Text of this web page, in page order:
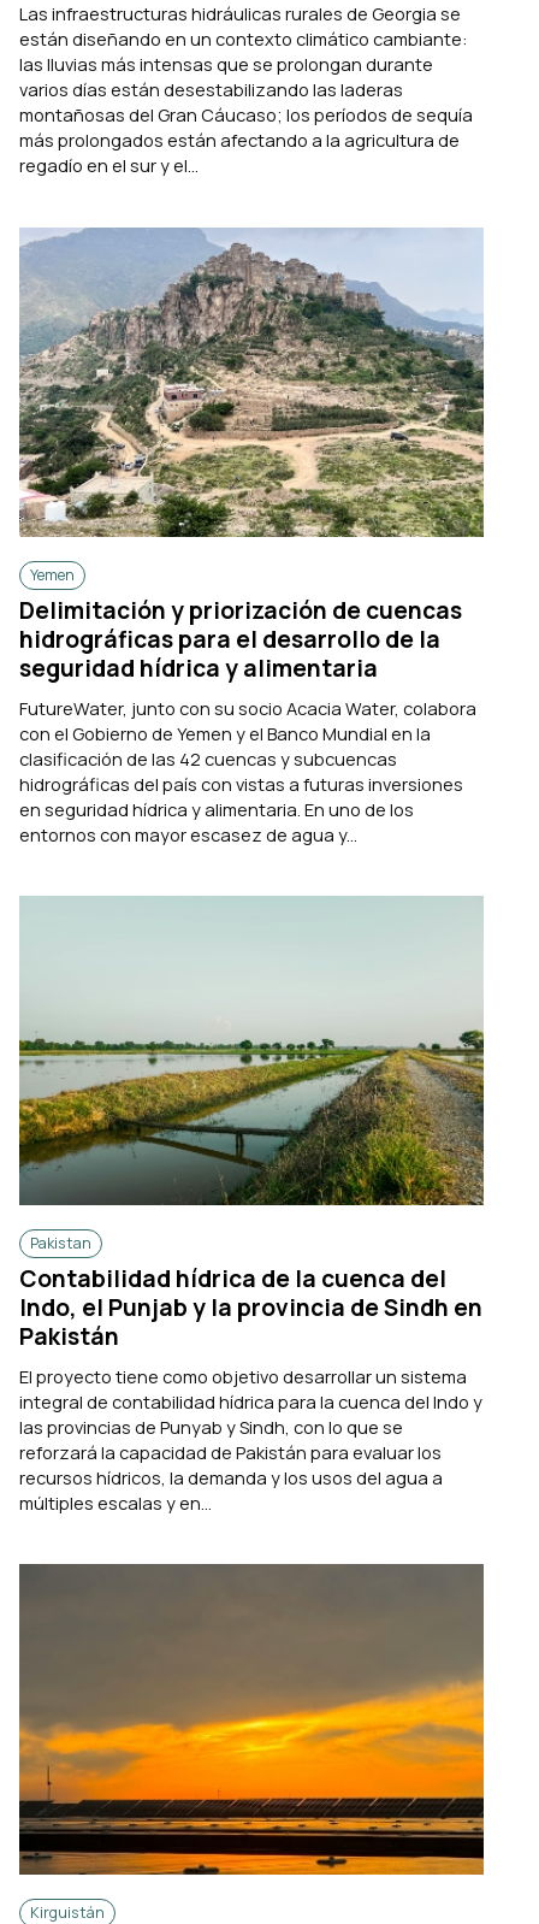
Las infraestructuras hidráulicas rurales de Georgia se
están diseñando en un contexto climático cambiante:
las lluvias más intensas que se prolongan durante
varios días están desestabilizando las laderas
montañosas del Gran Cáucaso; los períodos de sequía
más prolongados están afectando a la agricultura de
regadío en el sur y el...
Yemen
Delimitación y priorización de cuencas
hidrográficas para el desarrollo de la
seguridad hídrica y alimentaria
FutureWater, junto con su socio Acacia Water, colabora
con el Gobierno de Yemen y el Banco Mundial en la
clasificación de las 42 cuencas y subcuencas
hidrográficas del país con vistas a futuras inversiones
en seguridad hídrica y alimentaria. En uno de los
entornos con mayor escasez de agua y...
Pakistan
Contabilidad hídrica de la cuenca del
Indo, el Punjab y la provincia de Sindh en
Pakistán
El proyecto tiene como objetivo desarrollar un sistema
integral de contabilidad hídrica para la cuenca del Indo y
las provincias de Punyab y Sindh, con lo que se
reforzará la capacidad de Pakistán para evaluar los
recursos hídricos, la demanda y los usos del agua a
múltiples escalas y en...
Kirguistán